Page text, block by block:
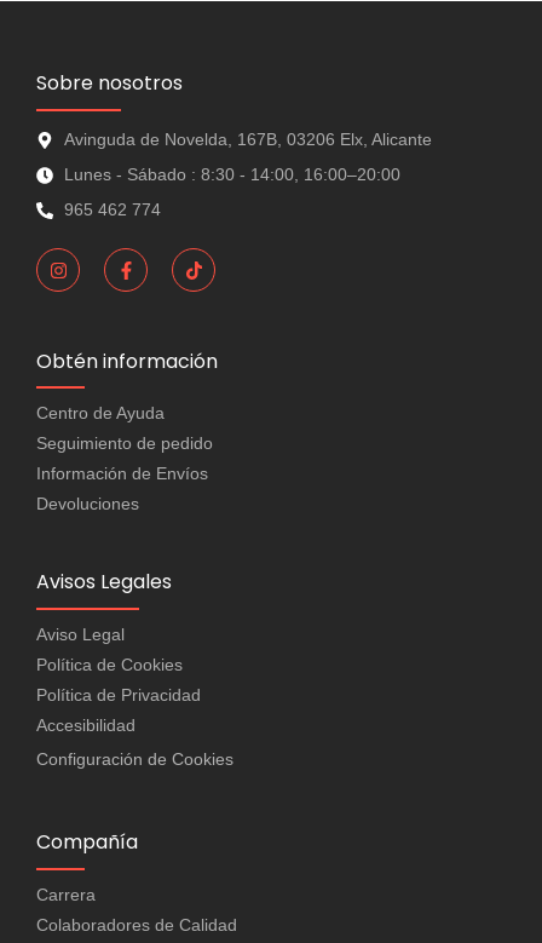
Sobre nosotros
Avinguda de Novelda, 167B, 03206 Elx, Alicante
Lunes - Sábado : 8:30 - 14:00, 16:00–20:00
965 462 774
Obtén información
Centro de Ayuda
Seguimiento de pedido
Información de Envíos
Devoluciones
Avisos Legales
Aviso Legal
Política de Cookies
Política de Privacidad
Accesibilidad
Configuración de Cookies
Compañía
Carrera
Colaboradores de Calidad